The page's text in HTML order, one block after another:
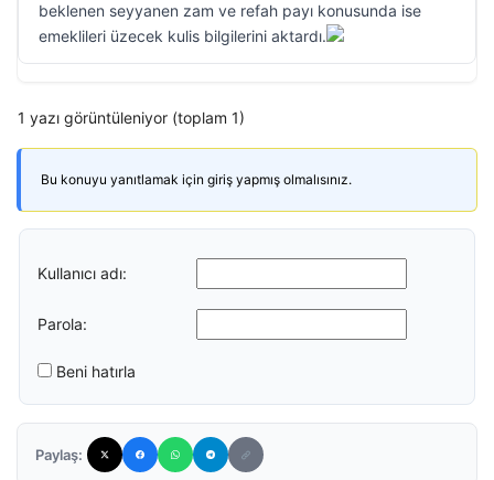
beklenen seyyanen zam ve refah payı konusunda ise
emeklileri üzecek kulis bilgilerini aktardı.
1 yazı görüntüleniyor (toplam 1)
Bu konuyu yanıtlamak için giriş yapmış olmalısınız.
Kullanıcı adı:
Parola:
Beni hatırla
Paylaş: